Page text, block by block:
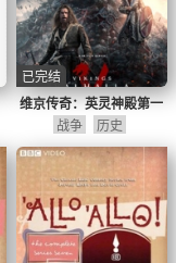
维京传奇：英灵神殿第一
季
已完结
战争 历史